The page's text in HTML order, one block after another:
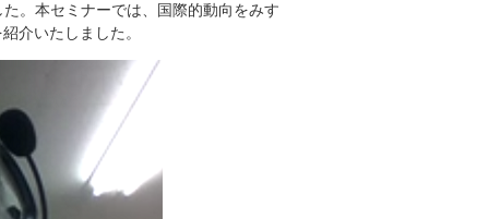
。本セミナーでは、国際的動向をみす
介いたしました。